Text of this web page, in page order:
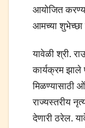
आयोजित
आमच्या शुभेच्छा
यावेळी श्री.
कार्यक्रम झाले
मिळण्यासाठी
राज्यस्तरीय
देणारी ठरेल.